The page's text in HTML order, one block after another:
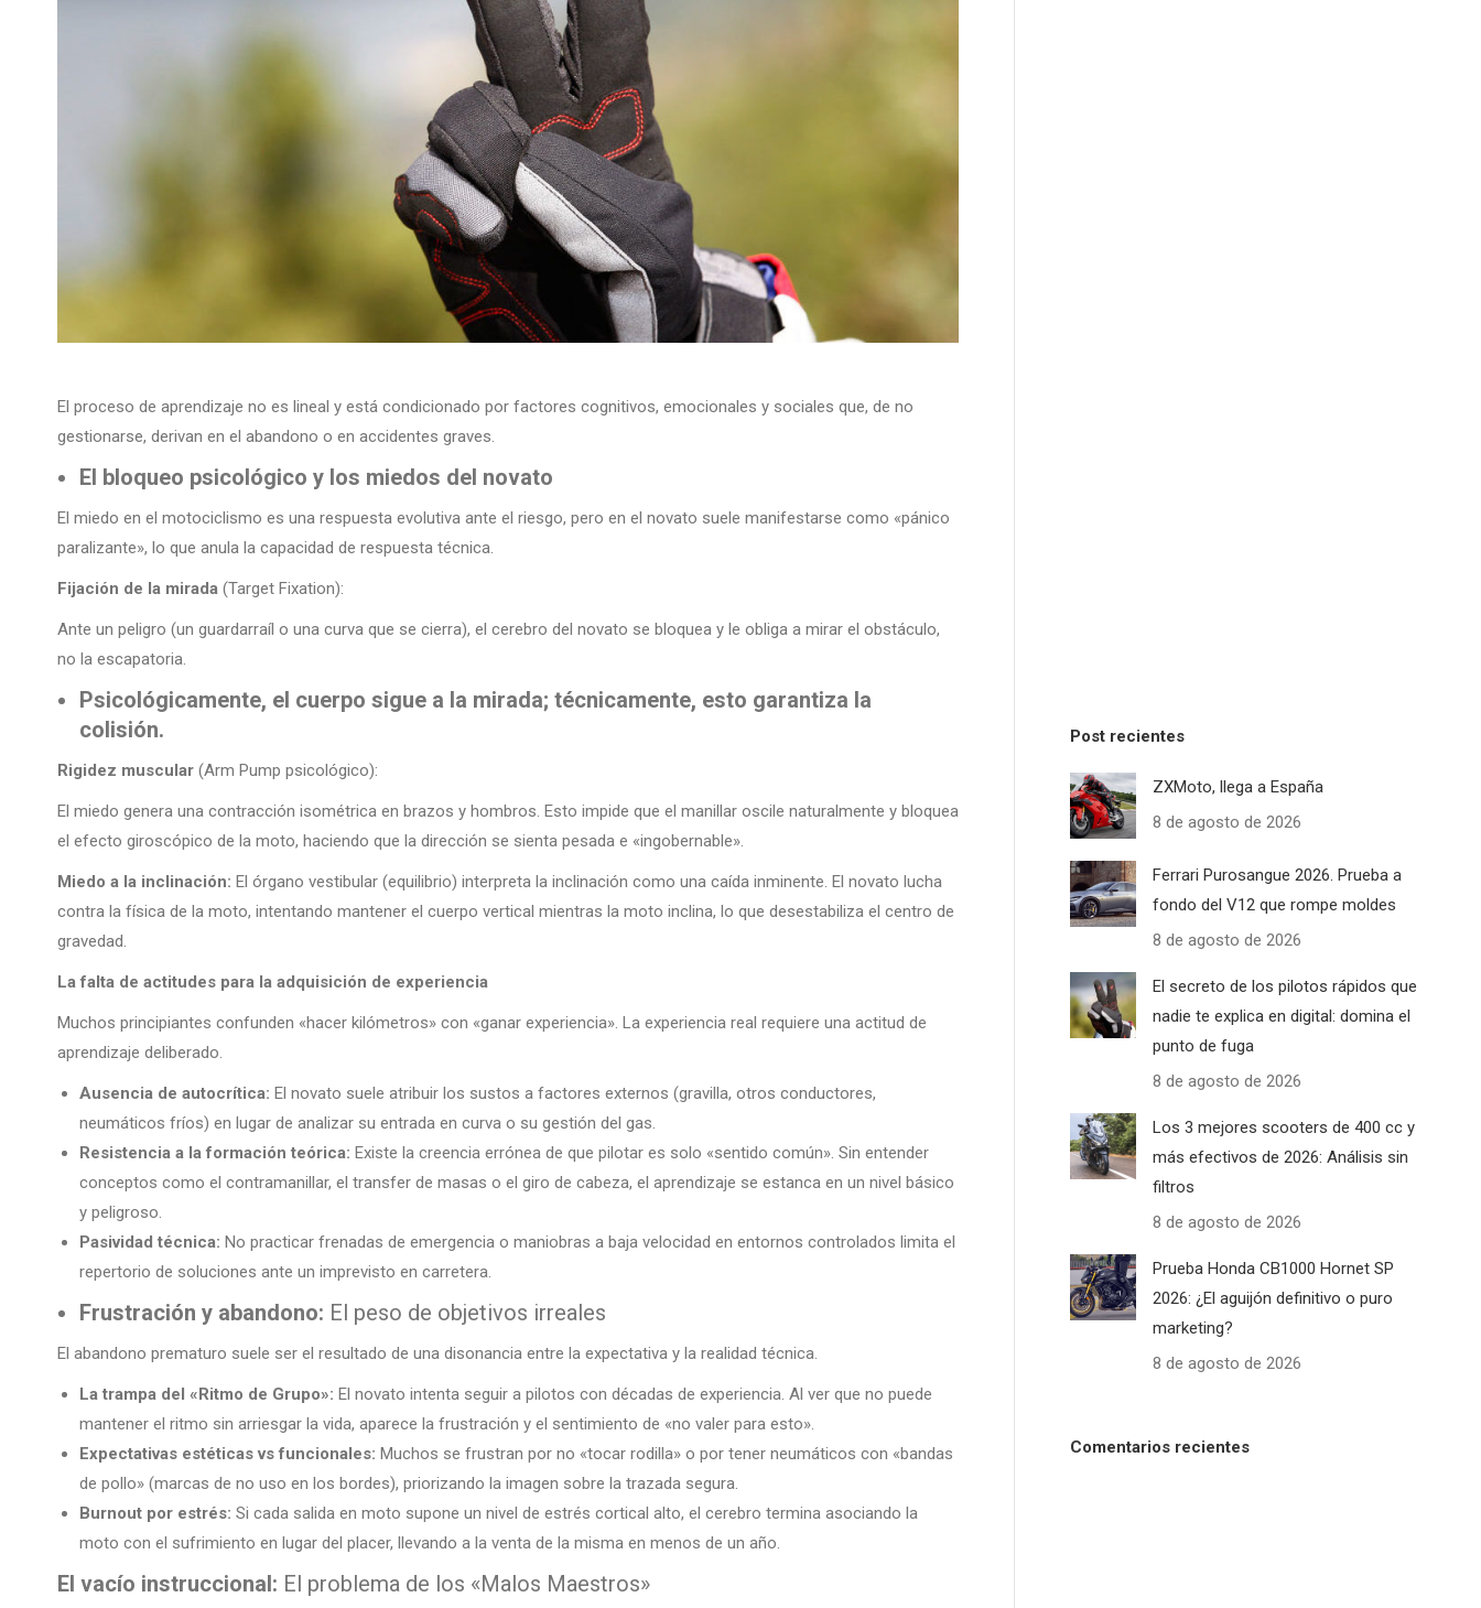
El proceso de aprendizaje no es lineal y está condicionado por factores cognitivos, emocionales y sociales que, de no
gestionarse, derivan en el abandono o en accidentes graves.
El bloqueo psicológico y los miedos del novato
El miedo en el motociclismo es una respuesta evolutiva ante el riesgo, pero en el novato suele manifestarse como «pánico
paralizante», lo que anula la capacidad de respuesta técnica.
Fijación de la mirada (Target Fixation):
Ante un peligro (un guardarraíl o una curva que se cierra), el cerebro del novato se bloquea y le obliga a mirar el obstáculo,
no la escapatoria.
Psicológicamente, el cuerpo sigue a la mirada; técnicamente, esto garantiza la
colisión.
Rigidez muscular (Arm Pump psicológico):
El miedo genera una contracción isométrica en brazos y hombros. Esto impide que el manillar oscile naturalmente y bloquea
el efecto giroscópico de la moto, haciendo que la dirección se sienta pesada e «ingobernable».
Miedo a la inclinación: El órgano vestibular (equilibrio) interpreta la inclinación como una caída inminente. El novato lucha
contra la física de la moto, intentando mantener el cuerpo vertical mientras la moto inclina, lo que desestabiliza el centro de
gravedad.
La falta de actitudes para la adquisición de experiencia
Muchos principiantes confunden «hacer kilómetros» con «ganar experiencia». La experiencia real requiere una actitud de
aprendizaje deliberado.
Ausencia de autocrítica: El novato suele atribuir los sustos a factores externos (gravilla, otros conductores,
neumáticos fríos) en lugar de analizar su entrada en curva o su gestión del gas.
Resistencia a la formación teórica: Existe la creencia errónea de que pilotar es solo «sentido común». Sin entender
conceptos como el contramanillar, el transfer de masas o el giro de cabeza, el aprendizaje se estanca en un nivel básico
y peligroso.
Pasividad técnica: No practicar frenadas de emergencia o maniobras a baja velocidad en entornos controlados limita el
repertorio de soluciones ante un imprevisto en carretera.
Frustración y abandono: El peso de objetivos irreales
El abandono prematuro suele ser el resultado de una disonancia entre la expectativa y la realidad técnica.
La trampa del «Ritmo de Grupo»: El novato intenta seguir a pilotos con décadas de experiencia. Al ver que no puede
mantener el ritmo sin arriesgar la vida, aparece la frustración y el sentimiento de «no valer para esto».
Expectativas estéticas vs funcionales: Muchos se frustran por no «tocar rodilla» o por tener neumáticos con «bandas
de pollo» (marcas de no uso en los bordes), priorizando la imagen sobre la trazada segura.
Burnout por estrés: Si cada salida en moto supone un nivel de estrés cortical alto, el cerebro termina asociando la
moto con el sufrimiento en lugar del placer, llevando a la venta de la misma en menos de un año.
El vacío instruccional: El problema de los «Malos Maestros»
Post recientes
ZXMoto, llega a España
8 de agosto de 2026
Ferrari Purosangue 2026. Prueba a
fondo del V12 que rompe moldes
8 de agosto de 2026
El secreto de los pilotos rápidos que
nadie te explica en digital: domina el
punto de fuga
8 de agosto de 2026
Los 3 mejores scooters de 400 cc y
más efectivos de 2026: Análisis sin
filtros
8 de agosto de 2026
Prueba Honda CB1000 Hornet SP
2026: ¿El aguijón definitivo o puro
marketing?
8 de agosto de 2026
Comentarios recientes